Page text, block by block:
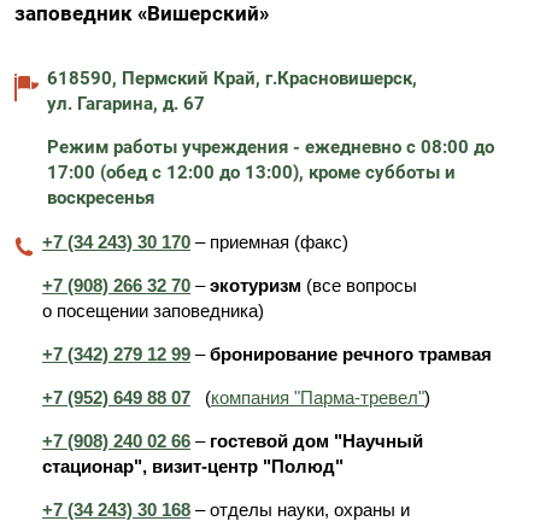
заповедник «Вишерский»
618590, Пермский Край, г.Красновишерск,
ул. Гагарина, д. 67
Режим работы учреждения - ежедневно с 08:00 до
17:00 (обед с 12:00 до 13:00), кроме субботы и
воскресенья
+7 (34 243) 30 170 – приемная (факс)
+7 (908) 266 32 70 –экотуризм (все вопросы
о посещении заповедника)
+7 (342) 279 12 99 –бронирование речного трамвая
+7 (952) 649 88 07 (компания "Парма-тревел")
+7 (908) 240 02 66 – гостевой дом "Научный
стационар", визит-центр "Полюд"
+7 (34 243) 30 168 – отделы науки, охраны и